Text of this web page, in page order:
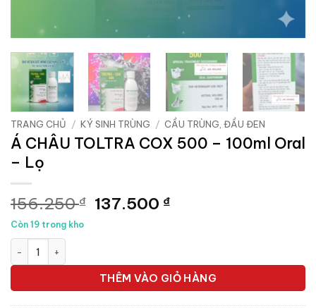
TRANG CHỦ / KÝ SINH TRÙNG / CẦU TRÙNG, ĐẦU ĐEN
Á CHÂU TOLTRA COX 500 – 100ml Oral
– Lọ
156.250₫ Giá
137.500 ₫Giá
137.500 ₫.
Còn 19 trong kho
Á CHÂU TOLTRA COX 500 - 100ml Oral - Lọ số lượng
THÊM VÀO GIỎ HÀNG